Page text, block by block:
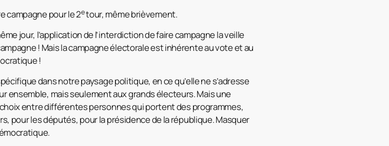
campagne pour le 2etour, même brièvement.
jour, l’application de l’interdiction de faire campagne la veille
! Mais la campagne électorale est inhérente au vote et au
!
dans notre paysage politique, en ce qu’elle ne s’adresse
ensemble, mais seulement aux grands électeurs. Mais une
entre différentes personnes qui portent des programmes,
pour les députés, pour la présidence de la république. Masquer